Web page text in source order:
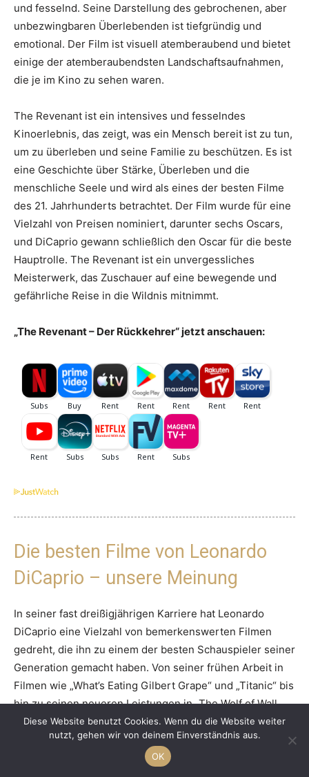
und fesselnd. Seine Darstellung des gebrochenen, aber
unbezwingbaren Überlebenden ist tiefgründig und
emotional. Der Film ist visuell atemberaubend und bietet
einige der atemberaubendsten Landschaftsaufnahmen,
die je im Kino zu sehen waren.
The Revenant ist ein intensives und fesselndes
Kinoerlebnis, das zeigt, was ein Mensch bereit ist zu tun,
um zu überleben und seine Familie zu beschützen. Es ist
eine Geschichte über Stärke, Überleben und die
menschliche Seele und wird als eines der besten Filme
des 21. Jahrhunderts betrachtet. Der Film wurde für eine
Vielzahl von Preisen nominiert, darunter sechs Oscars,
und DiCaprio gewann schließlich den Oscar für die beste
Hauptrolle. The Revenant ist ein unvergessliches
Meisterwerk, das Zuschauer auf eine bewegende und
gefährliche Reise in die Wildnis mitnimmt.
„The Revenant – Der Rückkehrer“ jetzt anschauen:
Die besten Filme von Leonardo
DiCaprio – unsere Meinung
In seiner fast dreißigjährigen Karriere hat Leonardo
DiCaprio eine Vielzahl von bemerkenswerten Filmen
gedreht, die ihn zu einem der besten Schauspieler seiner
Generation gemacht haben. Von seiner frühen Arbeit in
Filmen wie „What’s Eating Gilbert Grape“ und „Titanic“ bis
hin zu seinen neueren Leistungen in „The Wolf of Wall
Street“ und „The Revenant“, hat DiCaprio bewiesen, dass
er ein vielseitiger und talentierter Schauspieler ist.
Diese Website benutzt Cookies. Wenn du die Website weiter
nutzt, gehen wir von deinem Einverständnis aus.
OK